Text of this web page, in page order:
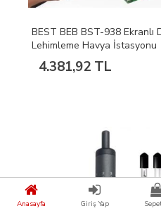
Anasayfa Giriş Yap
BEST BEB BST-938 Ekranlı
Lehimleme Havya İstasyonu
4.381,92 TL